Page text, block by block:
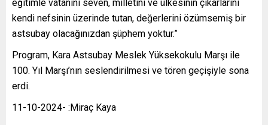
eğitimle vatanını seven, milletini ve ülkesinin çıkarlarını
kendi nefsinin üzerinde tutan, değerlerini özümsemiş bir
astsubay olacağınızdan şüphem yoktur.”
Program, Kara Astsubay Meslek Yüksekokulu Marşı ile
100. Yıl Marşı’nın seslendirilmesi ve tören geçişiyle sona
erdi.
11-10-2024- :Miraç Kaya